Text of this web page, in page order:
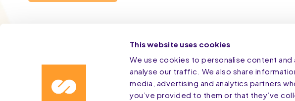
This website uses cookies
We use cookies to personalise content
analyse our traffic. We also share
media, advertising and analytics partners
you’ve provided to them or that they’ve
Optimisez